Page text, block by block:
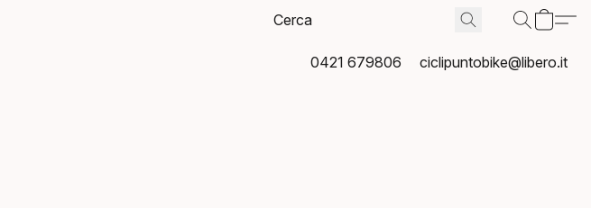
0421 679806 ciclipuntobike@libero.it